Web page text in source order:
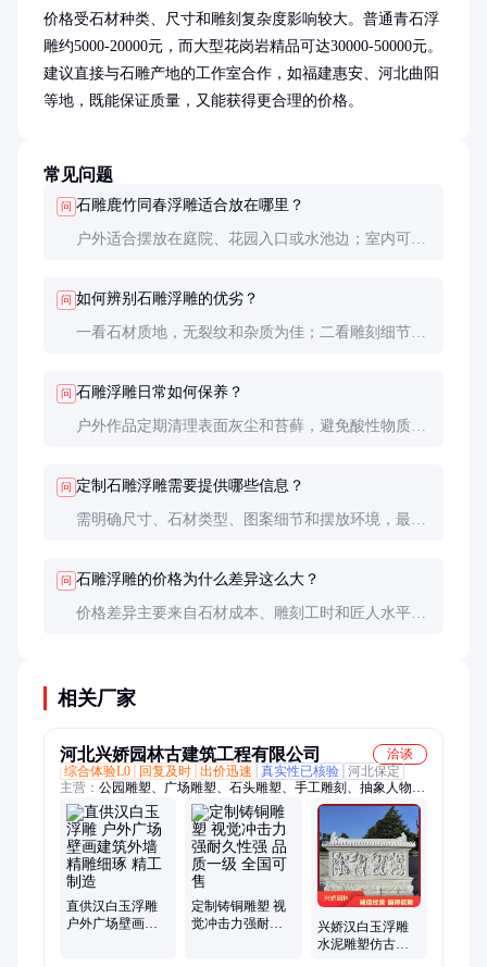
价格受石材种类、尺寸和雕刻复杂度影响较大。普通青石浮
雕约5000-20000元，而大型花岗岩精品可达30000-50000元。
建议直接与石雕产地的工作室合作，如福建惠安、河北曲阳
等地，既能保证质量，又能获得更合理的价格。
常见问题
问 石雕鹿竹同春浮雕适合放在哪里？
户外适合摆放在庭院、花园入口或水池边；室内可置
问 如何辨别石雕浮雕的优劣？
一看石材质地，无裂纹和杂质为佳；二看雕刻细节，
问 石雕浮雕日常如何保养？
户外作品定期清理表面灰尘和苔藓，避免酸性物质接
问 定制石雕浮雕需要提供哪些信息？
需明确尺寸、石材类型、图案细节和摆放环境，最好
问 石雕浮雕的价格为什么差异这么大？
价格差异主要来自石材成本、雕刻工时和匠人水平。
相关厂家
河北兴娇园林古建筑工程有限公司
洽谈
综合体验L0
回复及时 出价迅速 真实性已核验 河北保定
主营： 公园雕塑、广场雕塑、石头雕塑、手工雕刻、抽象人物雕
塑、不锈钢校园雕塑、不锈钢城市雕塑、不锈钢动物雕塑、不锈
钢小区雕塑、不锈钢抽象雕塑、铸铜雕塑
直供汉白玉浮雕
户外广场壁画建
定制铸铜雕塑 视
觉冲击力强耐久
兴娇汉白玉浮雕
水泥雕塑仿古照